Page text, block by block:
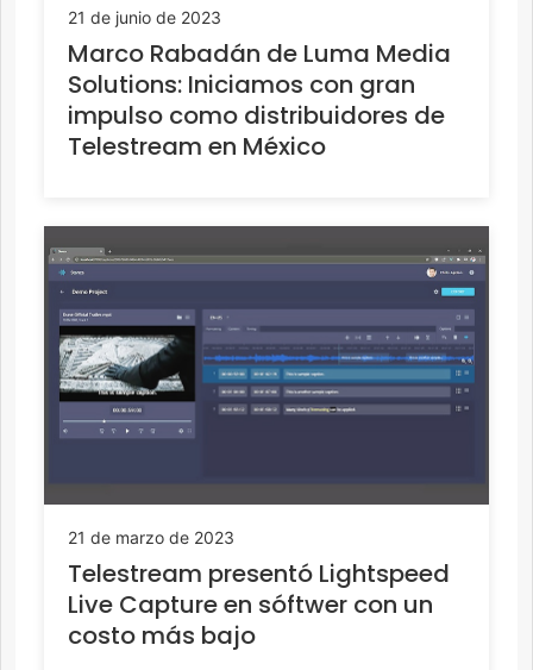
21 de junio de 2023
Marco Rabadán de Luma Media
Solutions: Iniciamos con gran
impulso como distribuidores de
Telestream en México
21 de marzo de 2023
Telestream presentó Lightspeed
Live Capture en sóftwer con un
costo más bajo